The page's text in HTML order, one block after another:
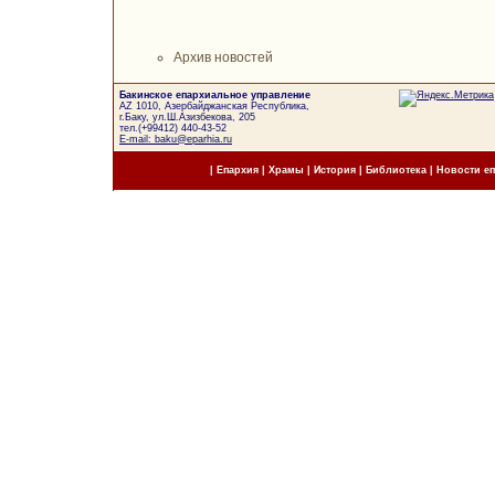
Архив новостей
Бакинское епархиальное управление
AZ 1010, Азербайджанская Республика,
г.Баку, ул.Ш.Азизбекова, 205
тел.(+99412) 440-43-52
E-mail: baku@eparhia.ru
Епархия| Храмы История| Библиотека Новости